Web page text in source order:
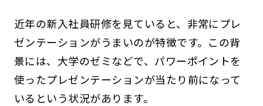
近年の新入社員研修を見ていると、非常にプレ
ゼンテーションがうまいのが特徴です。この背
景には、大学のゼミなどで、パワーポイントを
使ったプレゼンテーションが当たり前になって
いるという状況があります。